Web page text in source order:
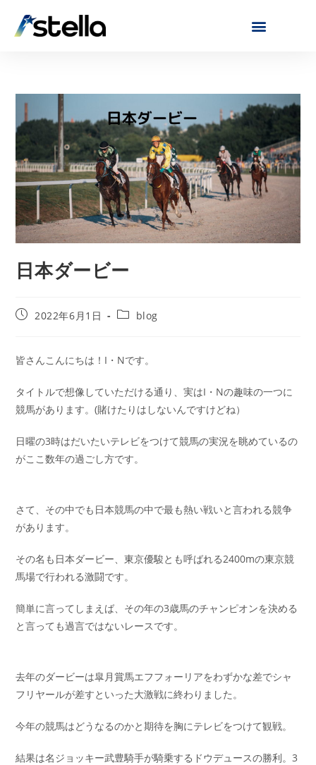
日本ダービー
2022年6月1日 blog
皆さんこんにちは！I・Nです。
タイトルで想像していただける通り、実はI・Nの趣味の一つに
競馬があります。(賭けたりはしないんですけどね）
日曜の3時はだいたいテレビをつけて競馬の実況を眺めているの
がここ数年の過ごし方です。
さて、その中でも日本競馬の中で最も熱い戦いと言われる競争
があります。
その名も日本ダービー、東京優駿とも呼ばれる2400mの東京競
馬場で行われる激闘です。
簡単に言ってしまえば、その年の3歳馬のチャンピオンを決める
と言っても過言ではないレースです。
去年のダービーは皐月賞馬エフフォーリアをわずかな差でシャ
フリヤールが差すといった大激戦に終わりました。
今年の競馬はどうなるのかと期待を胸にテレビをつけて観戦。
結果は名ジョッキー武豊騎手が騎乗するドウデュースの勝利。3